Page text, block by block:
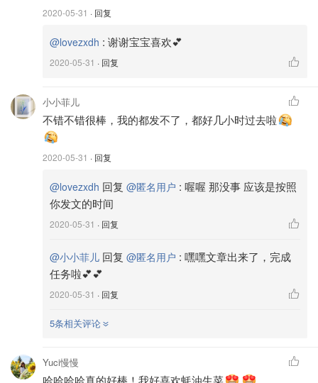
生菜🥬150克: 20卡
坚果🌰适量：60卡
一定要注意⚠️千万不要放沙拉酱喔，沙拉酱的热量会让这盘
几滴藤椒油或者橄榄油；比较偏中式口味的生菜沙拉🥗也是
很好吃滴😋
2020-05-31 · 回复
@lovezxdh : 谢谢宝宝喜欢💕
2020-05-31 · 回复
小小菲儿
不错不错很棒，我的都发不了，都好几小时过去啦
2020-05-31 · 回复
@lovezxdh 回复 @匿名用户 : 喔喔 那没事 应该是按照
你发文的时间
2020-05-31 · 回复
@小小菲儿 回复 @匿名用户 : 嘿嘿文章出来了，完成
任务啦💕💕
2020-05-31 · 回复
5条相关评论
Yuci慢慢
哈哈哈哈真的好棒！我好喜欢蚝油生菜